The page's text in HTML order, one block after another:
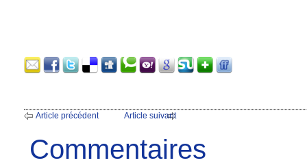
Article précédent Article suivant
Commentaires